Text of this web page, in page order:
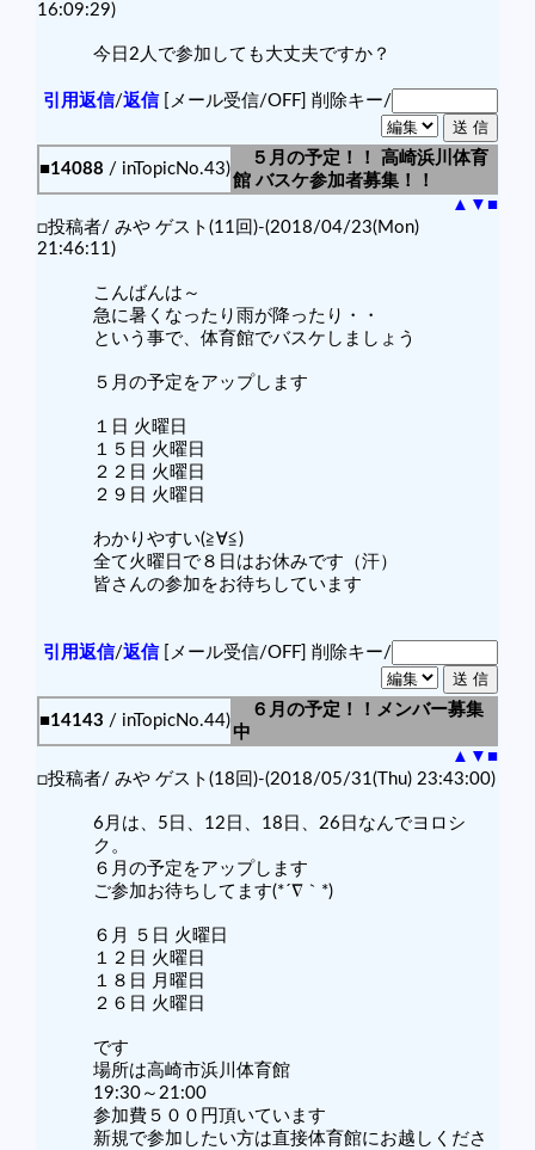
16:09:29)
今日2人で参加しても大丈夫ですか？
引用返信/返信[メール受信/OFF] 削除キー/
■14088 / inTopicNo.43)
５月の予定！！ 高崎浜川体育
館 バスケ参加者募集！！
▲ ▼ ■
□投稿者/ みや ゲスト(11回)-(2018/04/23(Mon)
21:46:11)
こんばんは～
急に暑くなったり雨が降ったり・・
という事で、体育館でバスケしましょう
５月の予定をアップします
１日 火曜日
１５日 火曜日
２２日 火曜日
２９日 火曜日
わかりやすい(≧∀≦)
全て火曜日で８日はお休みです（汗）
皆さんの参加をお待ちしています
引用返信/返信[メール受信/OFF] 削除キー/
■14143 / inTopicNo.44)
６月の予定！！メンバー募集
中
▲ ▼ ■
□投稿者/ みや ゲスト(18回)-(2018/05/31(Thu) 23:43:00)
6月は、5日、12日、18日、26日なんでヨロシ
ク。
６月の予定をアップします
ご参加お待ちしてます(*´∇｀*)
６月 ５日 火曜日
１２日 火曜日
１８日 月曜日
２６日 火曜日
です
場所は高崎市浜川体育館
19:30～21:00
参加費５００円頂いています
新規で参加したい方は直接体育館にお越しくださ